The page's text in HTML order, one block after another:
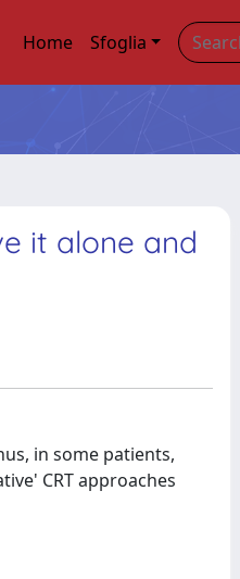
Home Sfoglia
it alone and
in some patients,
CRT approaches